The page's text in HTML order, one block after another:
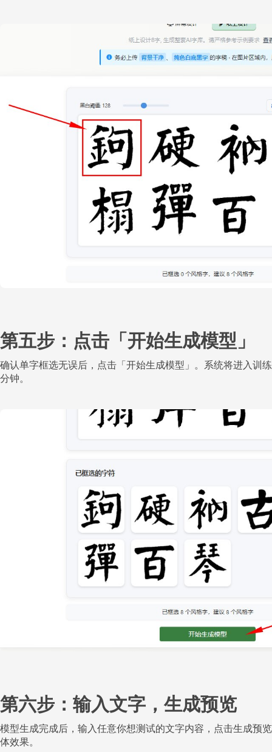
第五步：点击「开始生成模型」
确认单字框选无误后，点击「开始生成模型」。系统将进入训
分钟。
第六步：输入文字，生成预览
模型生成完成后，输入任意你想测试的文字内容，点击生成预
体效果。